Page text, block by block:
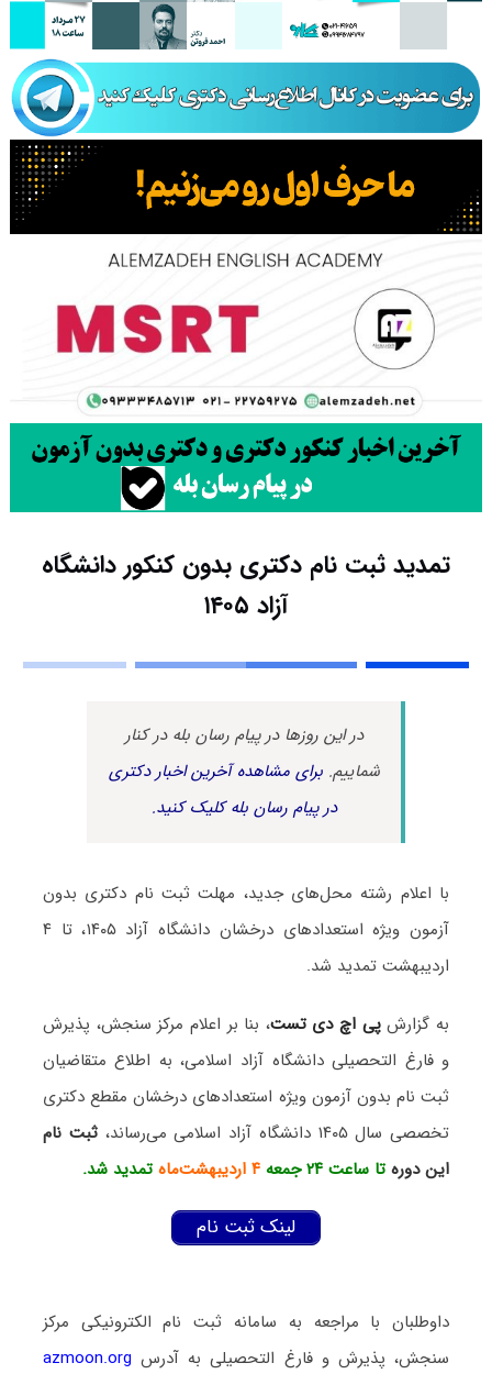
تمدید ثبت نام دکتری بدون کنکور دانشگاه
آزاد ۱۴۰۵
در این روزها در پیام رسان بله در کنار
شماییم.برای مشاهده آخرین اخبار دکتری
در پیام رسان بله کلیک کنید.
با اعلام رشته محل‌های جدید، مهلت ثبت نام دکتری بدون
آزمون ویژه استعدادهای درخشان دانشگاه آزاد ۱۴۰۵، تا ۴
اردیبهشت تمدید شد.
به گزارشپی اچ دی تست، بنا بر اعلام مرکز سنجش، پذیرش
و فارغ التحصیلی دانشگاه آزاد اسلامی، به اطلاع متقاضیان
ثبت نام بدون آزمون ویژه استعدادهای درخشان مقطع دکتری
تخصصی سال ۱۴۰۵ دانشگاه آزاد اسلامی می‌رساند،
ثبت نام
این دوره تا ساعت ۲۴ جمعه ۴ اردیبهشت‌ماه تمدید شد.
لینک ثبت نام
داوطلبان با مراجعه به سامانه ثبت نام الکترونیکی مرکز
سنجش، پذیرش و فارغ التحصیلی به آدرس azmoon.org